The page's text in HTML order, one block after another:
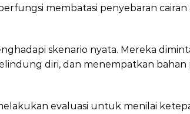
membatasi penyebaran cairan
skenario nyata. Mereka
diri, dan menempatkan bahan
evaluasi untuk menilai